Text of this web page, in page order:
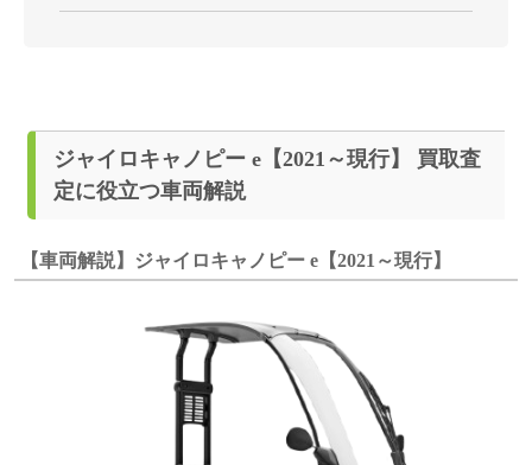
ジャイロキャノピー e【2021～現行】 買取査
定に役立つ車両解説
【車両解説】ジャイロキャノピー e【2021～現行】